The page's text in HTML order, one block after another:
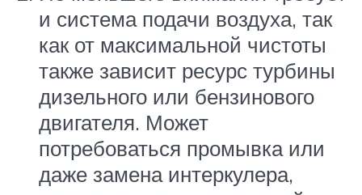
и система подачи воздуха, так
как от максимальной чистоты
также зависит ресурс турбины
дизельного или бензинового
двигателя. Может
потребоваться промывка или
даже замена интеркулера,